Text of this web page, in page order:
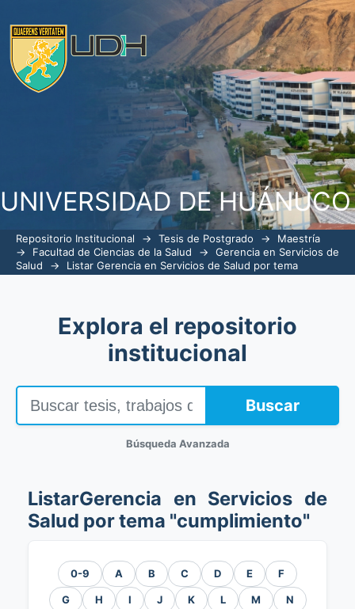
UNIVERSIDAD DE HUÁNUCO
ListarGerencia en Servicios de Salud
Repositorio Institucional → Tesis de Postgrado →
Maestría
→
Facultad de Ciencias de la Salud →
Gerencia en Servicios de
Salud
→ Listar Gerencia en Servicios de Salud por tema
Explora el repositorio
institucional
Buscar
Búsqueda Avanzada
ListarGerencia en Servicios de
Salud por tema "cumplimiento"
0-9 A B C D E F
G H I J K L M N